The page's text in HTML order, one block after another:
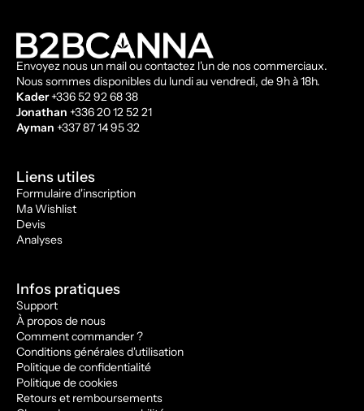
Envoyez nous un mail ou contactez l'un de nos commerciaux.
Nous sommes disponibles du lundi au vendredi, de 9h à 18h.
Kader+336 52 92 68 38
Jonathan +336 20 12 52 21
Ayman +337 87 14 95 32
Liens utiles
Formulaire d'inscription
Ma Wishlist
Devis
Analyses
Infos pratiques
Support
À propos de nous
Comment commander ?
Conditions générales d'utilisation
Politique de confidentialité
Politique de cookies
Retours et remboursements